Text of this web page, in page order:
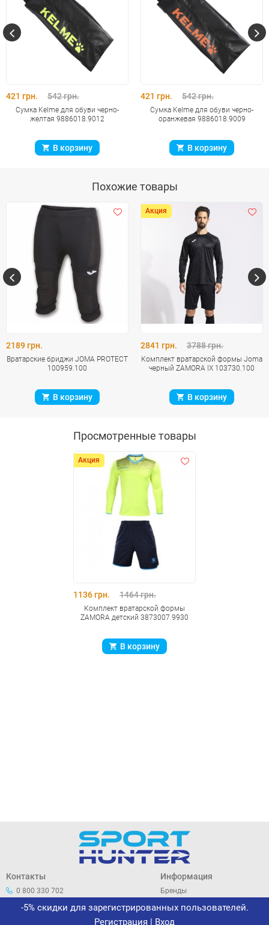
-5% скидки для зарегистрированных пользователей.
Регистрация | Вход
421 грн. 542 грн.
Сумка Kelme для обуви черно-
желтая 9886018.9012
В корзину
421 грн. 542 грн.
Сумка Kelme для обуви черно-
оранжевая 9886018.9009
В корзину
Похожие товары
2189 грн.
Вратарские бриджи JOMA PROTECT
100959.100
В корзину
Акция
2841 грн. 3788 грн.
Комплект вратарской формы Joma
черный ZAMORA IX 103730.100
В корзину
Просмотренные товары
Акция
1136 грн. 1464 грн.
Комплект вратарской формы
ZAMORA детский 3873007.9930
В корзину
Контакты
0 800 330 702
044 33 44 305
office@sporthunter.com.ua
Информация
Бренды